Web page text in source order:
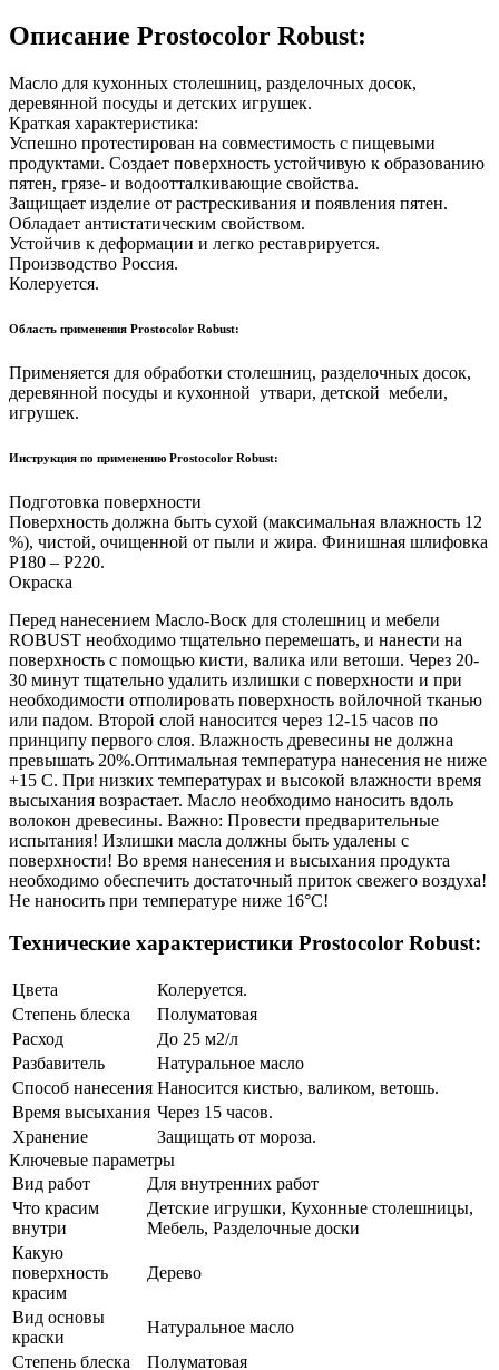
Описание Prostocolor Robust:
Масло для кухонных столешниц, разделочных досок,
деревянной посуды и детских игрушек.
Краткая характеристика:
Успешно протестирован на совместимость с пищевыми
продуктами. Создает поверхность устойчивую к образованию
пятен, грязе- и водоотталкивающие свойства.
Защищает изделие от растрескивания и появления пятен.
Обладает антистатическим свойством.
Устойчив к деформации и легко реставрируется.
Производство Россия.
Колеруется.
Область применения Prostocolor Robust:
Применяется для обработки столешниц, разделочных досок,
деревянной посуды и кухонной утвари, детской мебели,
игрушек.
Инструкция по применению Prostocolor Robust:
Подготовка поверхности
Поверхность должна быть сухой (максимальная влажность 12
%), чистой, очищенной от пыли и жира. Финишная шлифовка
Р180 – Р220.
Окраска
Перед нанесением Масло-Воск для столешниц и мебели
ROBUST необходимо тщательно перемешать, и нанести на
поверхность с помощью кисти, валика или ветоши. Через 20-
30 минут тщательно удалить излишки с поверхности и при
необходимости отполировать поверхность войлочной тканью
или падом. Второй слой наносится через 12-15 часов по
принципу первого слоя. Влажность древесины не должна
превышать 20%.Оптимальная температура нанесения не ниже
+15 С. При низких температурах и высокой влажности время
высыхания возрастает. Масло необходимо наносить вдоль
волокон древесины. Важно: Провести предварительные
испытания! Излишки масла должны быть удалены с
поверхности! Во время нанесения и высыхания продукта
необходимо обеспечить достаточный приток свежего воздуха!
Не наносить при температуре ниже 16°C!
Технические характеристики Prostocolor Robust:
Цвета
Колеруется.
Степень блеска
Полуматовая
Расход
До 25 м2/л
Разбавитель
Натуральное масло
Способ нанесения Наносится кистью, валиком, ветошь.
Время высыхания Через 15 часов.
Хранение
Защищать от мороза.
Ключевые параметры
Вид работ
Для внутренних работ
Что красим
внутри
Детские игрушки, Кухонные столешницы,
Мебель, Разделочные доски
Какую
поверхность
красим
Дерево
Вид основы
краски
Натуральное масло
Степень блеска
Полуматовая